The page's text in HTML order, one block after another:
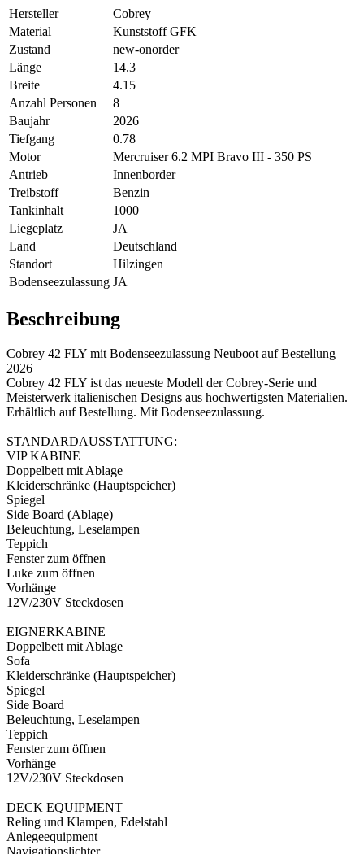
Hersteller
Cobrey
Material
Kunststoff GFK
Zustand
new-onorder
Länge
14.3
Breite
4.15
Anzahl Personen
8
Baujahr
2026
Tiefgang
0.78
Motor
Mercruiser 6.2 MPI Bravo III - 350 PS
Antrieb
Innenborder
Treibstoff
Benzin
Tankinhalt
1000
Liegeplatz
JA
Land
Deutschland
Standort
Hilzingen
Bodenseezulassung JA
Beschreibung
Cobrey 42 FLY mit Bodenseezulassung Neuboot auf Bestellung
2026
Cobrey 42 FLY ist das neueste Modell der Cobrey-Serie und
Meisterwerk italienischen Designs aus hochwertigsten Materialien.
Erhältlich auf Bestellung. Mit Bodenseezulassung.
STANDARDAUSSTATTUNG:
VIP KABINE
Doppelbett mit Ablage
Kleiderschränke (Hauptspeicher)
Spiegel
Side Board (Ablage)
Beleuchtung, Leselampen
Teppich
Fenster zum öffnen
Luke zum öffnen
Vorhänge
12V/230V Steckdosen
EIGNERKABINE
Doppelbett mit Ablage
Sofa
Kleiderschränke (Hauptspeicher)
Spiegel
Side Board
Beleuchtung, Leselampen
Teppich
Fenster zum öffnen
Vorhänge
12V/230V Steckdosen
DECK EQUIPMENT
Reling und Klampen, Edelstahl
Anlegeequipment